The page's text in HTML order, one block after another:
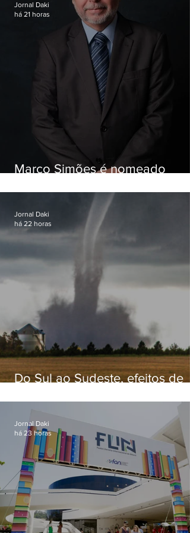
Marco Simões é nomeado
Jornal Daki
há 21 horas
Do Sul ao Sudeste, efeitos de
apreensão na população
Jornal Daki
há 22 horas
Jornal Daki
há 23 horas